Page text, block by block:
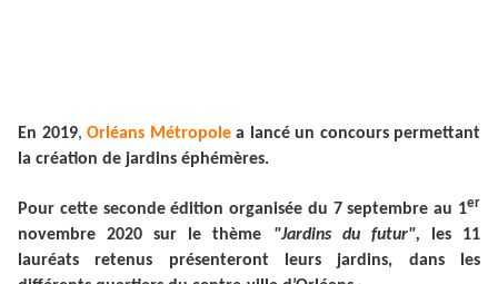
En 2019, Orléans Métropole a
lancé un concours permettant
la création de jardins éphémères.
Pour cette seconde édition organisée du 7 septembre au 1er
novembre 2020 sur le thème "Jardins du futur", les 11
lauréats retenus présenteront leurs jardins, dans les